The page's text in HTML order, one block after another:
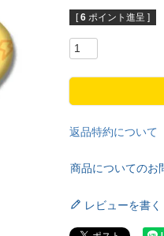
[ 6 ポイント進呈 ]
返品特約について
商品についてのお
レビューを書く